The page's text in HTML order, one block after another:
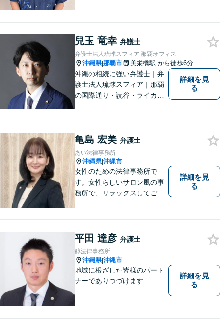
談にも親身に寄り添い、あな
たの未来を全力でサポートい
たします【沖縄北部エリア・
名護市】
兒玉 竜幸 弁護士
弁護士法人琉球スフィア 那覇オフィス
沖縄県|那覇市 美栄橋駅 から徒歩6分
沖縄の相続に強い弁護士｜弁
護士法人琉球スフィア｜那覇
の国際通り・読谷・ライカム
に対応し、あなたの立場に立
ったベストな紛争解決を導く
ことを常に大切にしていま
す。
詳細を見
る
亀島 宏美 弁護士
あい法律事務所
沖縄県|沖縄市
女性のための法律事務所で
す。女性らしいサロン風の事
務所で、リラックスしてご相
詳細を見
る
平田 達彦 弁護士
醇法律事務所
沖縄県|沖縄市
地域に根ざした皆様のパート
ナーでありつづけます
詳細を見
る